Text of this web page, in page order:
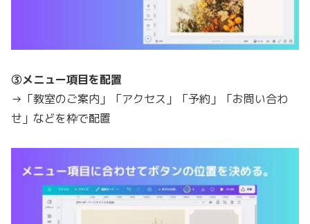
③メニュー項目を配置
→「教室のご案内」「アクセス」「予約」「お問い合わ
せ」などを枠で配置